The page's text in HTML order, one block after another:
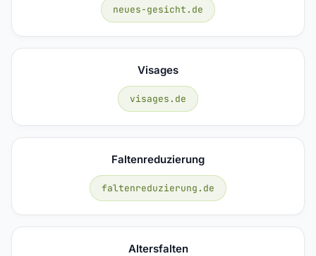
neues-gesicht.de
Visages
visages.de
Faltenreduzierung
faltenreduzierung.de
Altersfalten